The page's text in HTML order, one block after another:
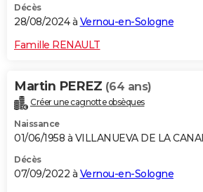
Décès
28/08/2024 à Vernou-en-Sologne
Famille RENAULT
Martin PEREZ (64 ans)
Créer une cagnotte obsèques
Naissance
01/06/1958 à VILLANUEVA DE LA
Décès
07/09/2022 à Vernou-en-Sologne